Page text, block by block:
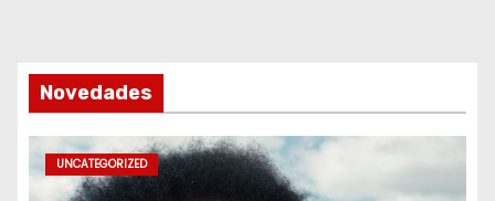
Novedades
UNCATEGORIZED